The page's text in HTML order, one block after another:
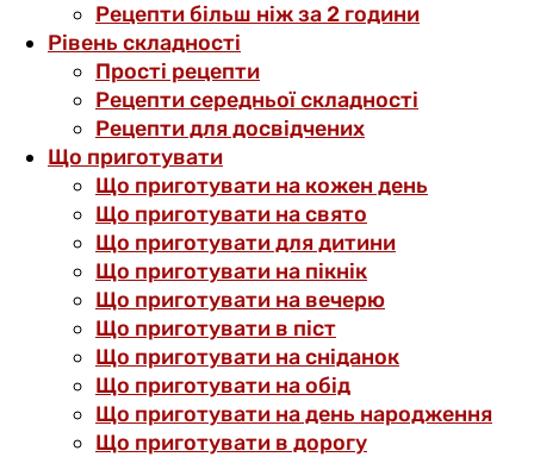
Рецепти більш ніж за 2 години
Рівень складності
Прості рецепти
Рецепти середньої складності
Рецепти для досвідчених
Що приготувати
Що приготувати на кожен день
Що приготувати на свято
Що приготувати для дитини
Що приготувати на пікнік
Що приготувати на вечерю
Що приготувати в піст
Що приготувати на сніданок
Що приготувати на обід
Що приготувати на день народження
Що приготувати в дорогу